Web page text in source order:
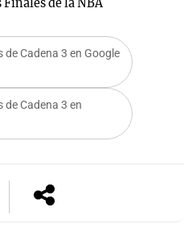
Finales de la NBA
de Cadena 3 en Google
de Cadena 3 en